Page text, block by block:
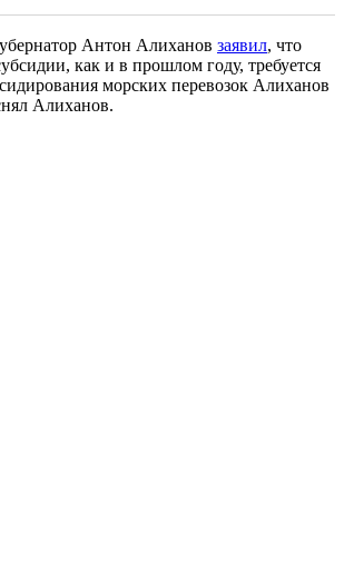
Антон Алиханов заявил, что
как и в прошлом году, требуется
морских перевозок Алиханов
Алиханов.